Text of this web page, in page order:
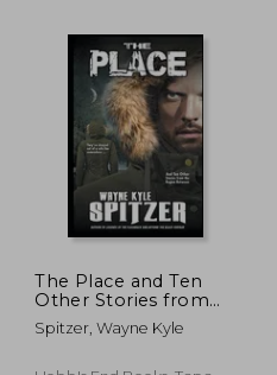
45%
dcto.
The Place and Ten
Other Stories from
the Region Between
(en Inglés)
Spitzer, Wayne Kyle